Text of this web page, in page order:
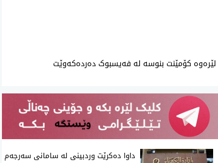
لێرەوە کۆمێنت بنوسە لە فەیسبوک دەردەکەوێت
داوا دەکرێت وردبینی لە سامانی سەرجەم